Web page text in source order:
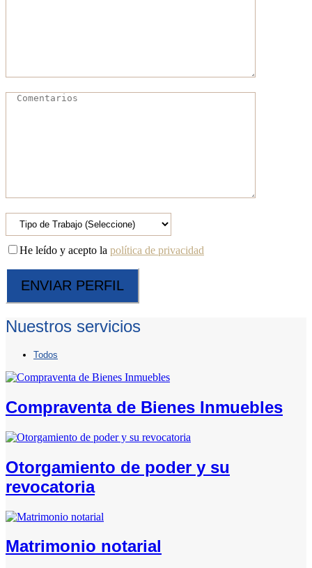
He leído y acepto la política de privacidad
Nuestros servicios
Todos
Compraventa de Bienes Inmuebles
Otorgamiento de poder y su
revocatoria
Matrimonio notarial